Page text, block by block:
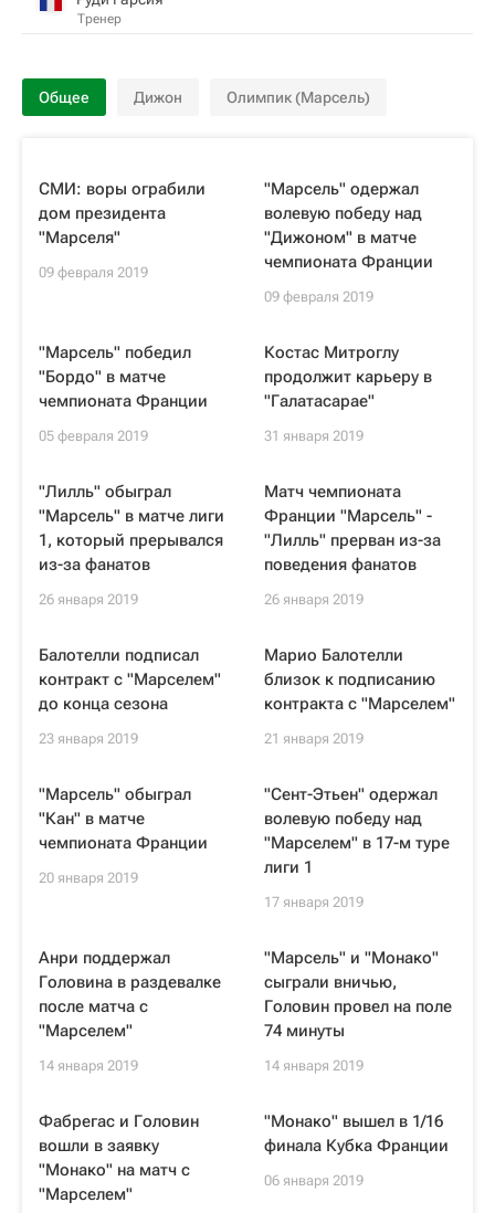
Тренер
Общее Дижон Олимпик (Марсель)
СМИ: воры ограбили
дом президента
"Марселя"
09 февраля 2019
"Марсель" одержал
волевую победу над
"Дижоном" в матче
чемпионата Франции
09 февраля 2019
"Марсель" победил
"Бордо" в матче
чемпионата Франции
05 февраля 2019
Костас Митроглу
продолжит карьеру в
"Галатасарае"
31 января 2019
"Лилль" обыграл
"Марсель" в матче лиги
1, который прерывался
из-за фанатов
26 января 2019
Матч чемпионата
Франции "Марсель" -
"Лилль" прерван из-за
поведения фанатов
26 января 2019
Балотелли подписал
контракт с "Марселем"
до конца сезона
23 января 2019
Марио Балотелли
близок к подписанию
контракта с "Марселем"
21 января 2019
"Марсель" обыграл
"Кан" в матче
чемпионата Франции
20 января 2019
"Сент-Этьен" одержал
волевую победу над
"Марселем" в 17-м туре
лиги 1
17 января 2019
Анри поддержал
Головина в раздевалке
после матча с
"Марселем"
14 января 2019
"Марсель" и "Монако"
сыграли вничью,
Головин провел на поле
74 минуты
14 января 2019
Фабрегас и Головин
вошли в заявку
"Монако" на матч с
"Марселем"
"Монако" вышел в 1/16
финала Кубка Франции
06 января 2019